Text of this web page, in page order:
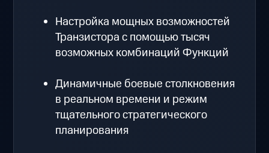
Настройка мощных возможностей
Транзистора с помощью тысяч
возможных комбинаций Функций
Динамичные боевые столкновения
в реальном времени и режим
тщательного стратегического
планирования